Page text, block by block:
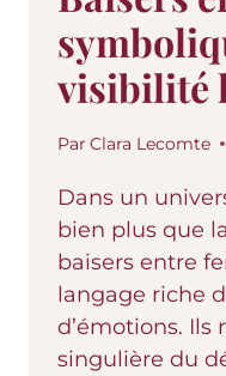
visibilité
Par Clara Lecomte
Dans un
bien plus que
baisers entre
langage riche
d’émotions. Ils
singulière du